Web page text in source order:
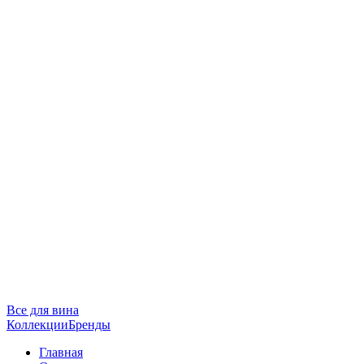
Все для вина
КоллекцииБренды
Главная